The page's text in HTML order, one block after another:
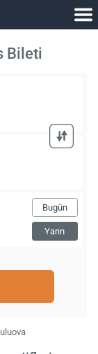
Bileti
Bugün
Yarın